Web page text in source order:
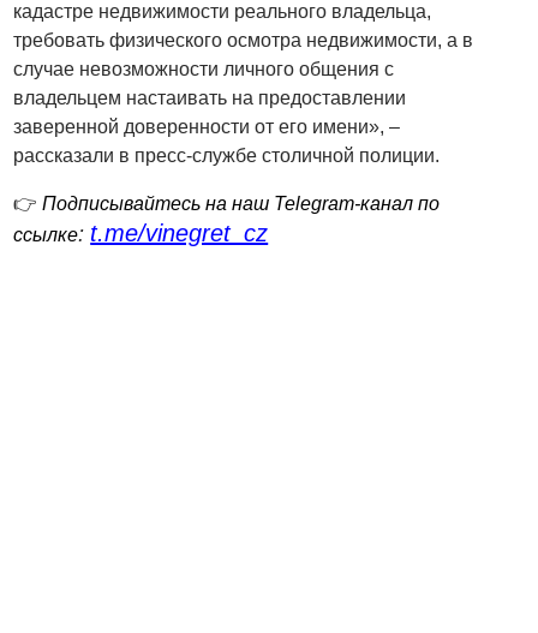
кадастре недвижимости реального владельца,
требовать физического осмотра недвижимости, а в
случае невозможности личного общения с
владельцем настаивать на предоставлении
заверенной доверенности от его имени», –
рассказали в пресс-службе столичной полиции.
👉Подписывайтесь на наш Telegram-канал по
ссылке: t.me/vinegret_cz